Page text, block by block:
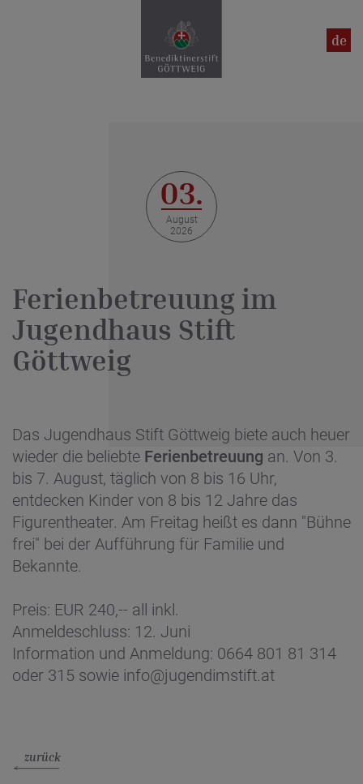
en
de
03.
August
2026
Ferienbetreuung im
Jugendhaus Stift
Göttweig
Das Jugendhaus Stift Göttweig biete auch heuer
wieder die beliebte Ferienbetreuung an. Von 3.
bis 7. August, täglich von 8 bis 16 Uhr,
entdecken Kinder von 8 bis 12 Jahre das
Figurentheater. Am Freitag heißt es dann "Bühne
frei" bei der Aufführung für Familie und
Bekannte.
Preis: EUR 240,-- all inkl.
Anmeldeschluss: 12. Juni
Information und Anmeldung: 0664 801 81 314
oder 315 sowie info@jugendimstift.at
zurück